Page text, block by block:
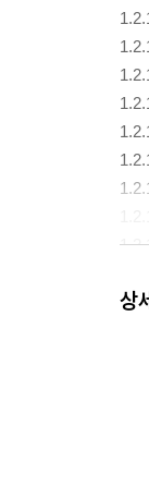
상